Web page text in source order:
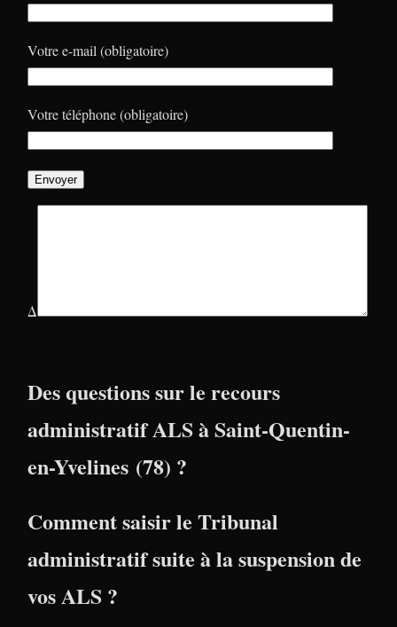
Votre e-mail (obligatoire)
Votre téléphone (obligatoire)
Δ
Des questions sur le recours
administratif ALS à Saint-Quentin-
en-Yvelines (78) ?
Comment saisir le Tribunal
administratif suite à la suspension de
vos ALS ?